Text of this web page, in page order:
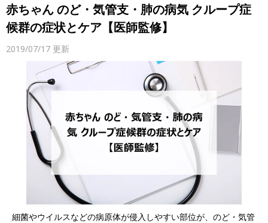
赤ちゃん のど・気管支・肺の病気 クループ症
候群の症状とケア【医師監修】
2019/07/17 更新
細菌やウイルスなどの病原体が侵入しやすい部位が、のど・気管